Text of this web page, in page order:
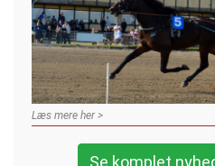
Læs mere her >
Se komplet